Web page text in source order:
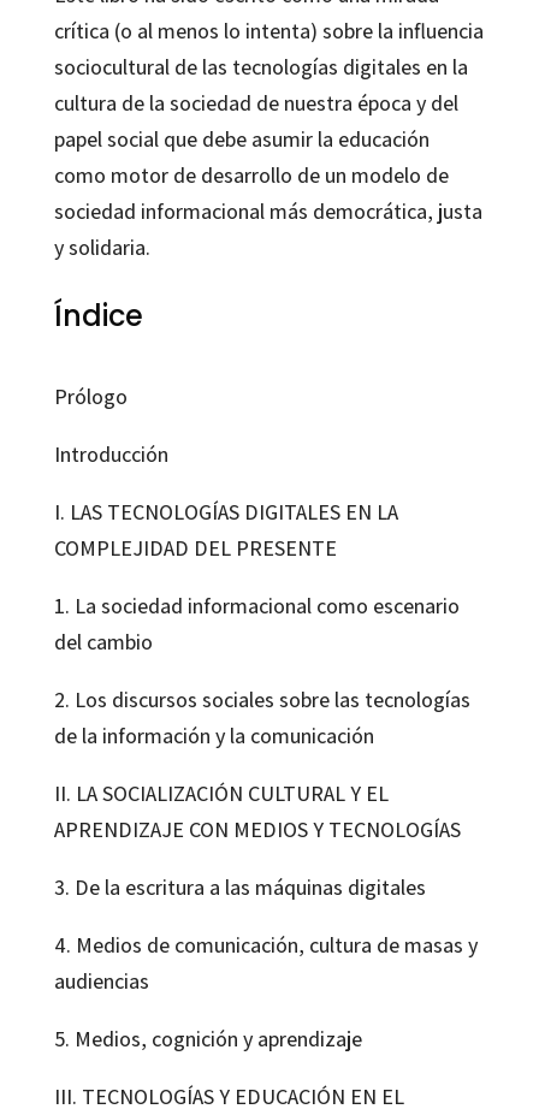
crítica (o al menos lo intenta) sobre la influencia
sociocultural de las tecnologías digitales en la
cultura de la sociedad de nuestra época y del
papel social que debe asumir la educación
como motor de desarrollo de un modelo de
sociedad informacional más democrática, justa
y solidaria.
Índice
Prólogo
Introducción
I. LAS TECNOLOGÍAS DIGITALES EN LA
COMPLEJIDAD DEL PRESENTE
1. La sociedad informacional como escenario
del cambio
2. Los discursos sociales sobre las tecnologías
de la información y la comunicación
II. LA SOCIALIZACIÓN CULTURAL Y EL
APRENDIZAJE CON MEDIOS Y TECNOLOGÍAS
3. De la escritura a las máquinas digitales
4. Medios de comunicación, cultura de masas y
audiencias
5. Medios, cognición y aprendizaje
III. TECNOLOGÍAS Y EDUCACIÓN EN EL